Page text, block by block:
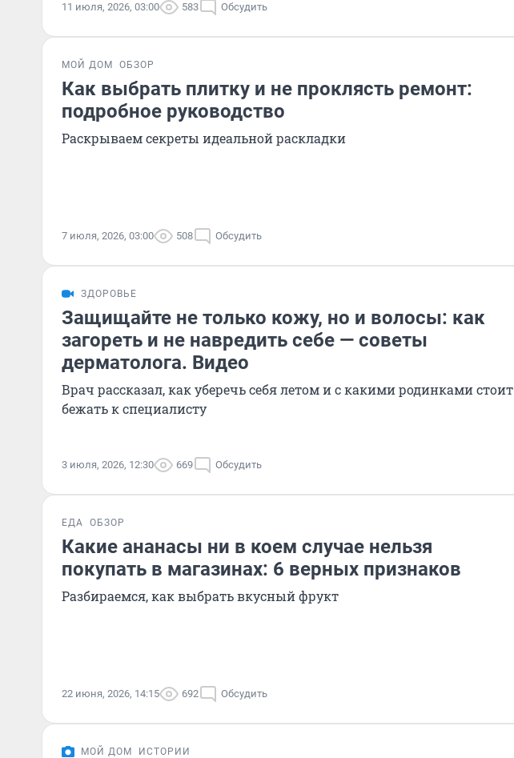
11 июля, 2026, 03:00 583 Обсудить
МОЙ ДОМ ОБЗОР
Как выбрать плитку и не проклясть ремонт:
подробное руководство
Раскрываем секреты идеальной раскладки
7 июля, 2026, 03:00 508 Обсудить
ЗДОРОВЬЕ
Защищайте не только кожу, но и волосы: как
загореть и не навредить себе — советы
дерматолога. Видео
Врач рассказал, как уберечь себя летом и с какими родинками стоит
бежать к специалисту
3 июля, 2026, 12:30 669 Обсудить
ЕДА ОБЗОР
Какие ананасы ни в коем случае нельзя
покупать в магазинах: 6 верных признаков
Разбираемся, как выбрать вкусный фрукт
22 июня, 2026, 14:15 692 Обсудить
МОЙ ДОМ ИСТОРИИ